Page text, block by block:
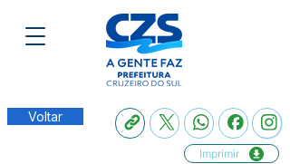
Voltar
Imprimir